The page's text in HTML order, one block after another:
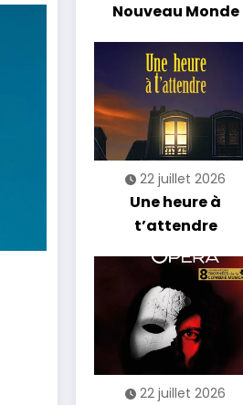
Nouveau Monde
22 juillet 2026
Une heure à
t’attendre
22 juillet 2026